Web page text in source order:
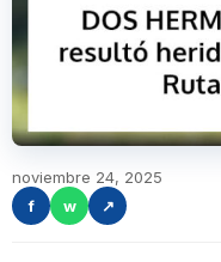
noviembre 24, 2025
f
w ↗